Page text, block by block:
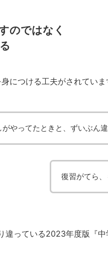
のではなく
身につける工夫がされていま
やってたときと、ずいぶん違
復習がてら
っている2023年度版『中